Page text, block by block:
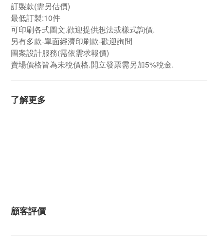
訂製款(需另估價)
最低訂製:10件
可印刷各式圖文.歡迎提供想法或樣式詢價.
另有多款-單面經濟印刷款-歡迎詢問
圖案設計服務(需依需求報價)
賣場價格皆為未稅價格.開立發票需另加5%稅金.
了解更多
顧客評價